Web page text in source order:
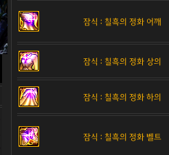
잠식 : 칠흑의 정화 어깨
잠식 : 칠흑의 정화 상의
잠식 : 칠흑의 정화 하의
잠식 : 칠흑의 정화 벨트